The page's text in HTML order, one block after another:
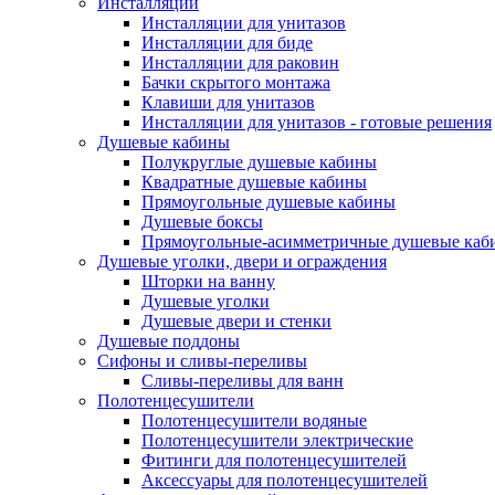
Инсталляции для унитазов
Инсталляции для биде
Инсталляции для раковин
Бачки скрытого монтажа
Клавиши для унитазов
Инсталляции для унитазов - готовые решения
Душевые кабины
Полукруглые душевые кабины
Квадратные душевые кабины
Прямоугольные душевые кабины
Душевые боксы
Прямоугольные-асимметричные душевые
Душевые уголки, двери и ограждения
Шторки на ванну
Душевые уголки
Душевые двери и стенки
Душевые поддоны
Сифоны и сливы-переливы
Сливы-переливы для ванн
Полотенцесушители
Полотенцесушители водяные
Полотенцесушители электрические
Фитинги для полотенцесушителей
Аксессуары для полотенцесушителей